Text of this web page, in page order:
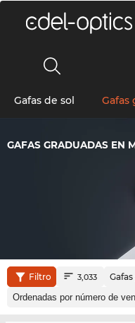
Gafas de sol Gafas
GAFAS GRADUADAS EN
Filtro 3,033